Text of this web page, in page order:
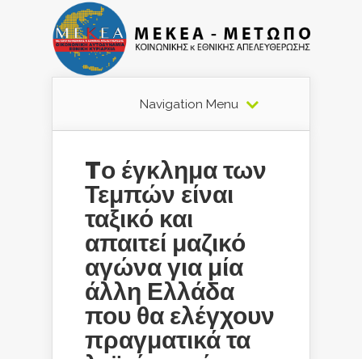
Navigation Menu
Tο έγκλημα των
Τεμπών είναι
ταξικό και
απαιτεί μαζικό
αγώνα για μία
άλλη Ελλάδα
που θα ελέγχουν
πραγματικά τα